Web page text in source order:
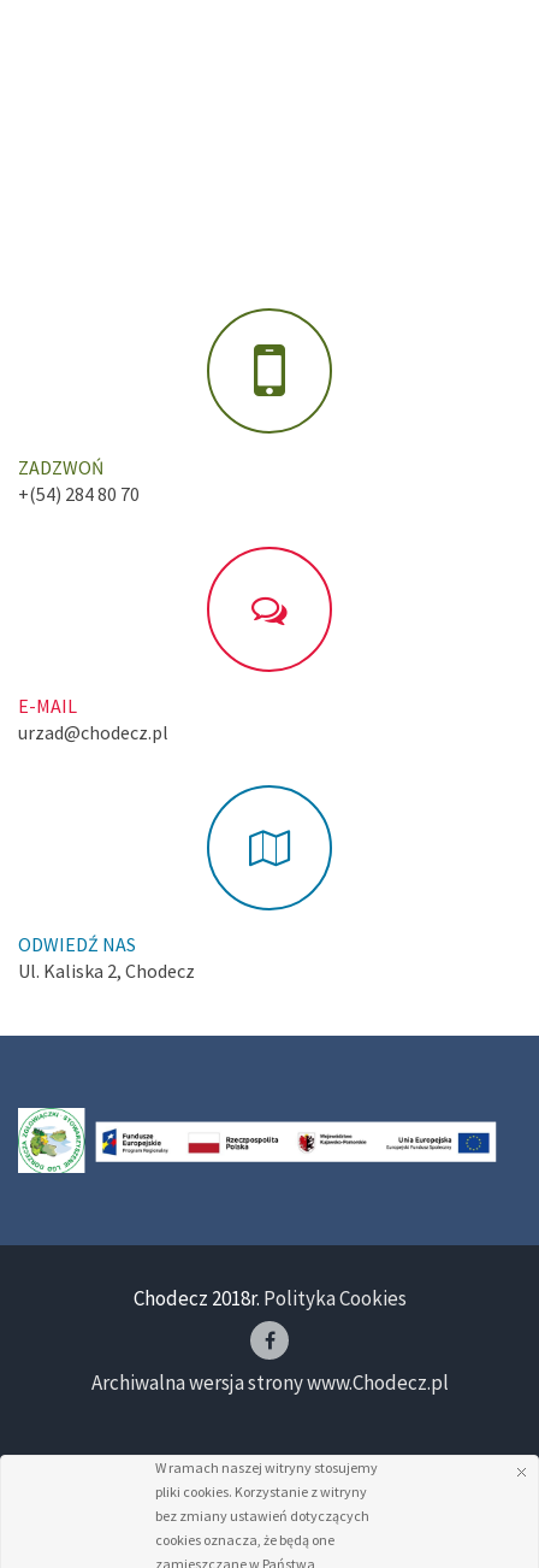
ZADZWOŃ
+(54) 284 80 70
E-MAIL
urzad@chodecz.pl
ODWIEDŹ NAS
Ul. Kaliska 2, Chodecz
Chodecz 2018r. Polityka Cookies
Archiwalna wersja strony www.Chodecz.pl
W ramach naszej witryny stosujemy
pliki cookies. Korzystanie z witryny
bez zmiany ustawień dotyczących
cookies oznacza, że będą one
zamieszczane w Państwa